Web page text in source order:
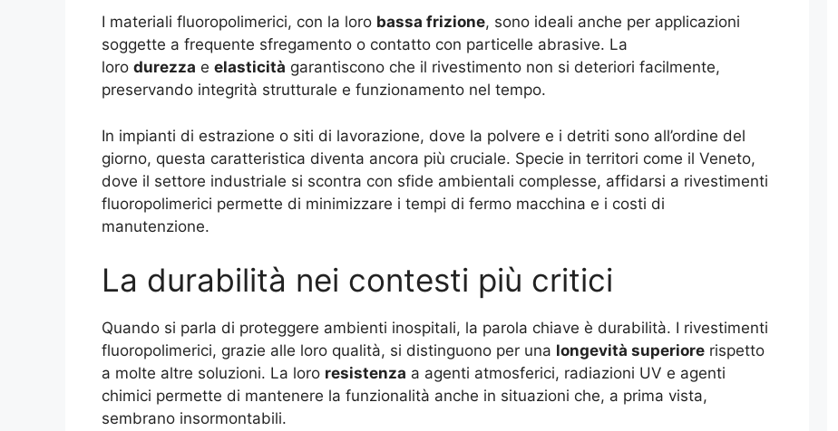
I materiali fluoropolimerici, con la loro bassa frizione, sono ideali anche per applicazioni
soggette a frequente sfregamento o contatto con particelle abrasive. La
loro durezza e elasticità garantiscono che il rivestimento non si deteriori facilmente,
preservando integrità strutturale e funzionamento nel tempo.
In impianti di estrazione o siti di lavorazione, dove la polvere e i detriti sono all’ordine del
giorno, questa caratteristica diventa ancora più cruciale. Specie in territori come il Veneto,
dove il settore industriale si scontra con sfide ambientali complesse, affidarsi a rivestimenti
fluoropolimerici permette di minimizzare i tempi di fermo macchina e i costi di
manutenzione.
La durabilità nei contesti più critici
Quando si parla di proteggere ambienti inospitali, la parola chiave è durabilità. I rivestimenti
fluoropolimerici, grazie alle loro qualità, si distinguono per una longevità superiore rispetto
a molte altre soluzioni. La loro resistenza a agenti atmosferici, radiazioni UV e agenti
chimici permette di mantenere la funzionalità anche in situazioni che, a prima vista,
sembrano insormontabili.